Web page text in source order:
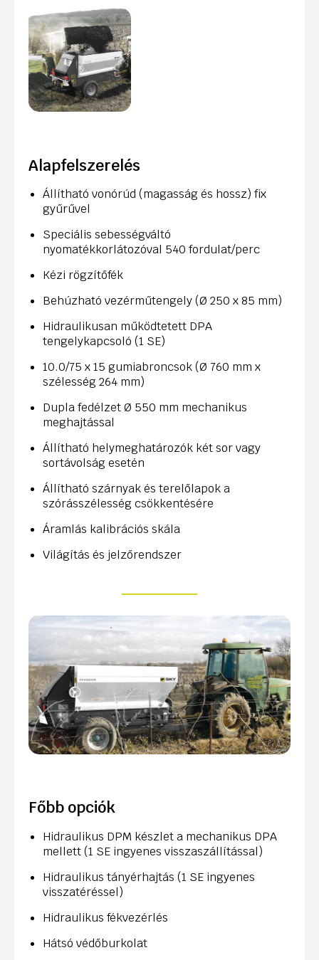
Alapfelszerelés
Állítható vonórúd (magasság és hossz) fix
gyűrűvel
Speciális sebességváltó
nyomatékkorlátozóval 540 fordulat/perc
Kézi rögzítőfék
Behúzható vezérműtengely (Ø 250 x 85 mm)
Hidraulikusan működtetett DPA
tengelykapcsoló (1 SE)
10.0/75 x 15 gumiabroncsok (Ø 760 mm x
szélesség 264 mm)
Dupla fedélzet Ø 550 mm mechanikus
meghajtással
Állítható helymeghatározók két sor vagy
sortávolság esetén
Állítható szárnyak és terelőlapok a
szórásszélesség csökkentésére
Áramlás kalibrációs skála
Világítás és jelzőrendszer
Főbb opciók
Hidraulikus DPM készlet a mechanikus DPA
mellett (1 SE ingyenes visszaszállítással)
Hidraulikus tányérhajtás (1 SE ingyenes
visszatéréssel)
Hidraulikus fékvezérlés
Hátsó védőburkolat